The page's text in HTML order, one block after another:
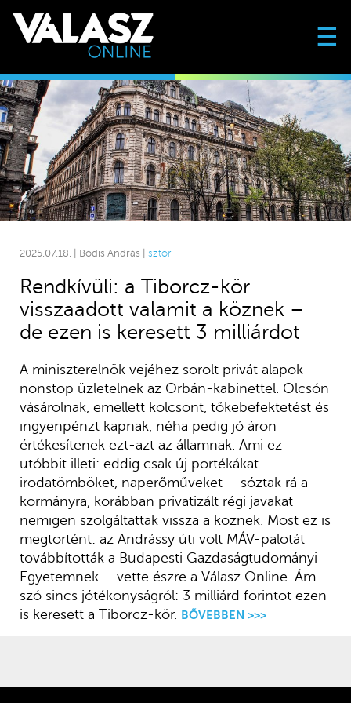
☰
2025.07.18. | Bódis András | sztori
Rendkívüli: a Tiborcz-kör
visszaadott valamit a köznek –
de ezen is keresett 3 milliárdot
A miniszterelnök vejéhez sorolt privát alapok
nonstop üzletelnek az Orbán-kabinettel. Olcsón
vásárolnak, emellett kölcsönt, tőkebefektetést és
ingyenpénzt kapnak, néha pedig jó áron
értékesítenek ezt-azt az államnak. Ami ez
utóbbit illeti: eddig csak új portékákat –
irodatömböket, naperőműveket – sóztak rá a
kormányra, korábban privatizált régi javakat
nemigen szolgáltattak vissza a köznek. Most ez is
megtörtént: az Andrássy úti volt MÁV-palotát
továbbították a Budapesti Gazdaságtudományi
Egyetemnek – vette észre a Válasz Online. Ám
szó sincs jótékonyságról: 3 milliárd forintot ezen
is keresett a Tiborcz-kör. BŐVEBBEN >>>